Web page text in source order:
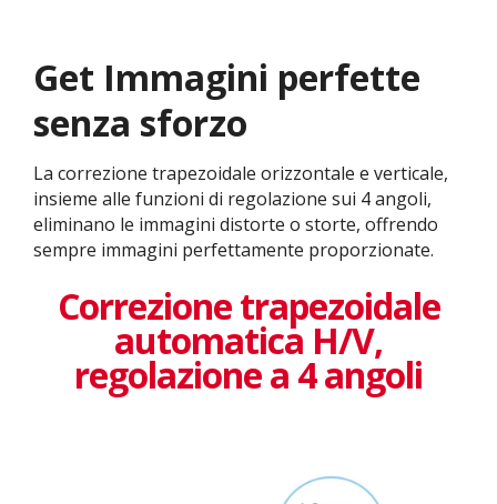
Get ​​Immagini perfette
senza sforzo
La correzione trapezoidale orizzontale e verticale,
insieme alle funzioni di regolazione sui 4 angoli,
eliminano le immagini distorte o storte, offrendo
sempre immagini perfettamente proporzionate.
Correzione trapezoidale
automatica H/V,
regolazione a 4 angoli